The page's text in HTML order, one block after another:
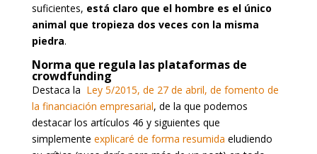
suficientes, está claro que el hombre es el único
animal que tropieza dos veces con la misma
piedra.
Norma que regula las plataformas de
crowdfunding
Destaca la Ley 5/2015, de 27 de abril, de fomento de
la financiación empresarial, de la que podemos
destacar los artículos 46 y siguientes que
simplemente explicaré de forma resumida eludiendo